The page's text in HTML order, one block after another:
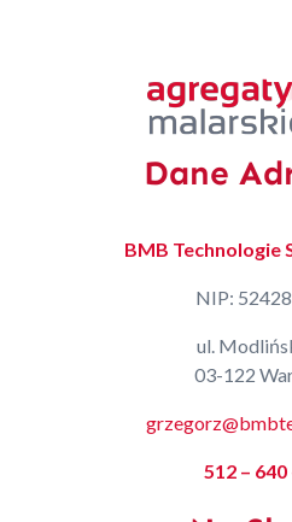
Dane
BMB Technologie
NIP:
ul.
03-122
512 – 640